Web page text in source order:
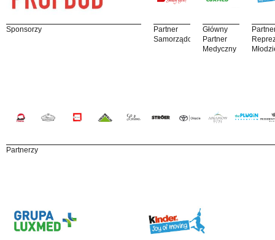
Sponsorzy
Partner
Samorządowy
Główny
Partner
Medyczny
Partnerzy